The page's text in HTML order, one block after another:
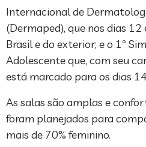
Internacional de
(Dermaped), que nos dias
Brasil e do exterior; e o 1º
Adolescente que, com seu
está marcado para os dias
As salas são amplas e
foram planejados para
mais de 70% feminino.